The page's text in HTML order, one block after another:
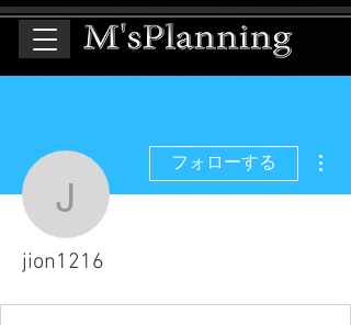
jion1216
フォローする
jion1216